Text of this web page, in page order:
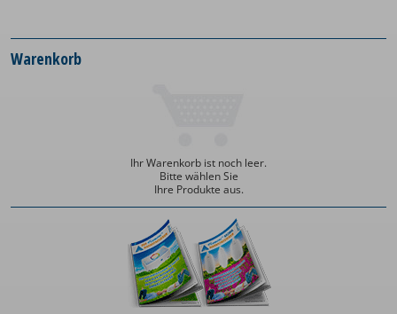
Warenkorb
Ihr Warenkorb ist noch leer.
Bitte wählen Sie
Ihre Produkte aus.